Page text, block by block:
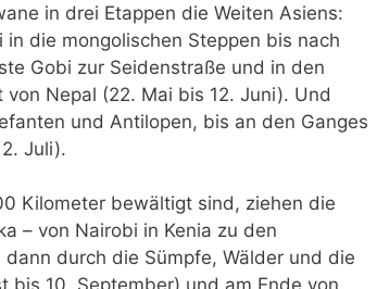
in drei Etappen die Weiten Asiens:
die mongolischen Steppen bis nach
Gobi zur Seidenstraße und in den
Nepal (22. Mai bis 12. Juni). Und
und Antilopen, bis an den Ganges
Juli).
Kilometer bewältigt sind, ziehen die
– von Nairobi in Kenia zu den
durch die Sümpfe, Wälder und die